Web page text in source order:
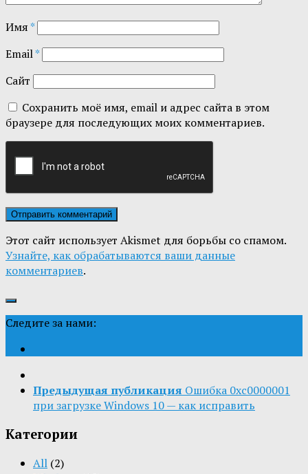
Имя*
Email*
Сайт
Сохранить моё имя, email и адрес сайта в этом
браузере для последующих моих комментариев.
Этот сайт использует Akismet для борьбы со спамом.
Узнайте, как обрабатываются ваши данные
комментариев.
Следите за нами:
Предыдущая публикация Ошибка 0xc0000001
при загрузке Windows 10 — как исправить
Категории
All (2)